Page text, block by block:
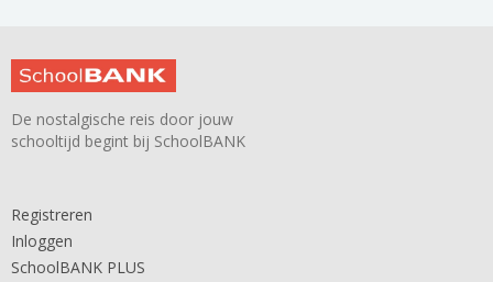
De nostalgische reis door jouw
schooltijd begint bij SchoolBANK
Registreren
Inloggen
SchoolBANK PLUS